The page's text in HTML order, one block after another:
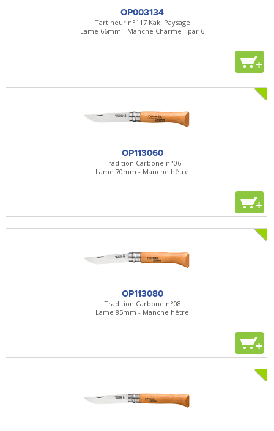
OP003134
Tartineur n°117 Kaki Paysage
Lame 66mm - Manche Charme - par 6
+
OP113060
Tradition Carbone n°06
Lame 70mm - Manche hêtre
+
OP113080
Tradition Carbone n°08
Lame 85mm - Manche hêtre
+